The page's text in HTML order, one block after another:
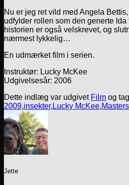
Nu er jeg ret vild med Angela
udfylder rollen som den generte
historien er også velskrevet, og
nærmest lykkelig…
En udmærket film i serien.
Instruktør: Lucky McKee
Udgivelsesår: 2006
Dette indlæg var udgivet Film og
2009,insekter, Lucky McKee,
Jette